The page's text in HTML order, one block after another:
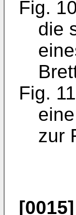
Fig.
die
Fig. 11
zur
[0015]